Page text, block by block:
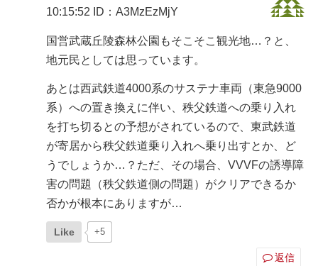
10:15:52
ID：A3MzEzMjY
国営武蔵丘陵森林公園もそこそこ観光地…？と、
地元民としては思っています。
あとは西武鉄道4000系のサステナ車両（東急9000
系）への置き換えに伴い、秩父鉄道への乗り入れ
を打ち切るとの予想がされているので、東武鉄道
が寄居から秩父鉄道乗り入れへ乗り出すとか、ど
うでしょうか…？ただ、その場合、VVVFの誘導障
害の問題（秩父鉄道側の問題）がクリアできるか
否かが根本にありますが…
Like +5
返信